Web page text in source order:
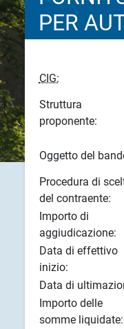
PER
CIG:
Struttura
proponente:
Oggetto del
Procedura di
del contraente:
Importo di
aggiudicazione:
Data di effettivo
inizio:
Data di
Importo delle
somme liquidate: